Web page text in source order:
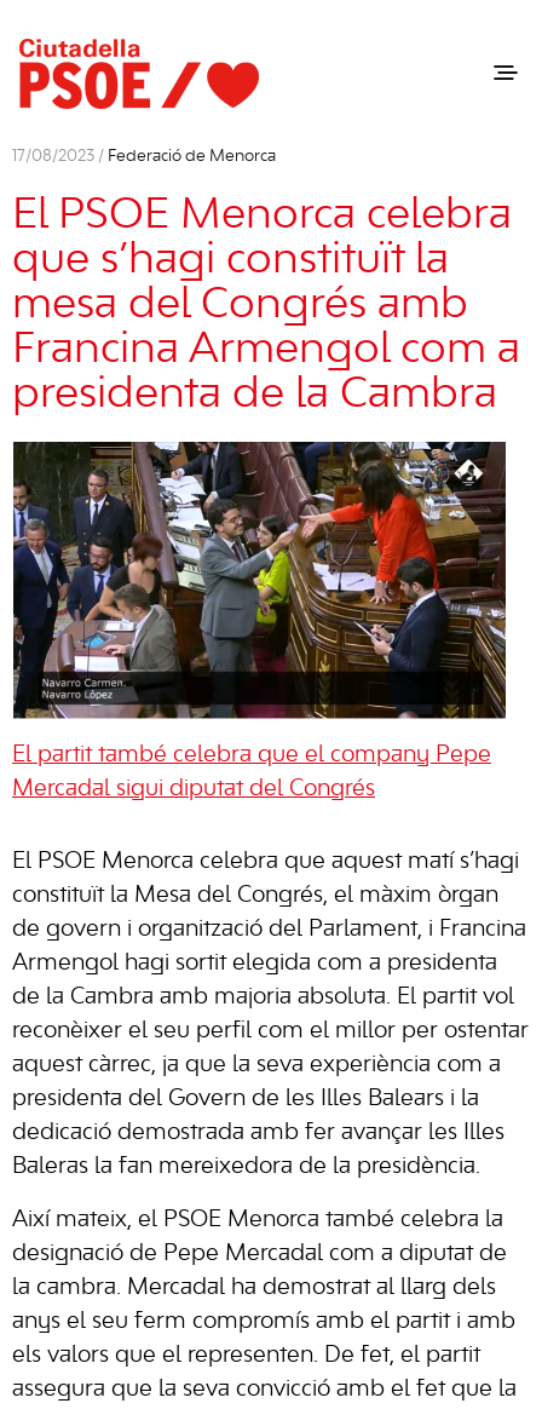
17/08/2023 / Federació de Menorca
El PSOE Menorca celebra
que s’hagi constituït la
mesa del Congrés amb
Francina Armengol com a
presidenta de la Cambra
El partit també celebra que el company Pepe
Mercadal sigui diputat del Congrés
El PSOE Menorca celebra que aquest matí s’hagi
constituït la Mesa del Congrés, el màxim òrgan
de govern i organització del Parlament, i Francina
Armengol hagi sortit elegida com a presidenta
de la Cambra amb majoria absoluta. El partit vol
reconèixer el seu perfil com el millor per ostentar
aquest càrrec, ja que la seva experiència com a
presidenta del Govern de les Illes Balears i la
dedicació demostrada amb fer avançar les Illes
Baleras la fan mereixedora de la presidència.
Així mateix, el PSOE Menorca també celebra la
designació de Pepe Mercadal com a diputat de
la cambra. Mercadal ha demostrat al llarg dels
anys el seu ferm compromís amb el partit i amb
els valors que el representen. De fet, el partit
assegura que la seva convicció amb el fet que la